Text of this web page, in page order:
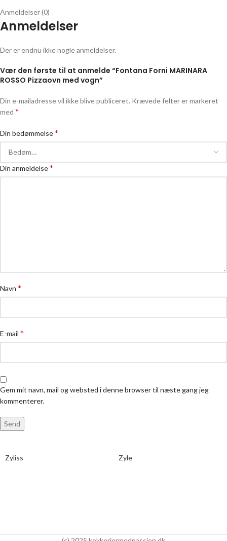
Anmeldelser (0)
Anmeldelser
Der er endnu ikke nogle anmeldelser.
Vær den første til at anmelde “Fontana Forni MARINARA
ROSSO Pizzaovn med vogn”
Din e-mailadresse vil ikke blive publiceret. Krævede felter er markeret
med *
Din bedømmelse*
Din anmeldelse*
Navn *
E-mail *
Gem mit navn, mail og websted i denne browser til næste gang jeg
kommenterer.
Zyliss Zyle